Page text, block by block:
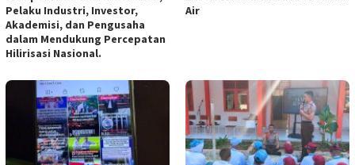
Pelaku Industri, Investor,
Akademisi, dan Pengusaha
dalam Mendukung Percepatan
Hilirisasi Nasional.
Air